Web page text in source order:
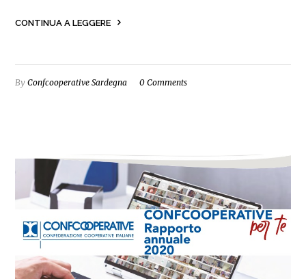
CONTINUA A LEGGERE
ByConfcooperative Sardegna 0 Comments